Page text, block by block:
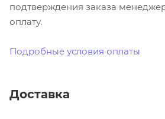
подтверждения заказа
оплату.
Подробные условия оплаты
Доставка